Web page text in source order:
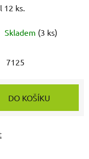
12 ks.
Skladem (3 ks)
7125
DO KOŠÍKU